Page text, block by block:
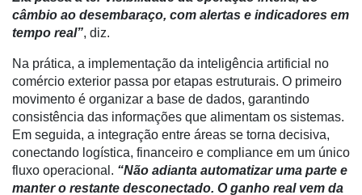
Análise
E-
Commerce
Informatização
da
Agricultura
Vertical
Software
Empresarial
câmbio ao desembaraço, com alertas e indicadores em
tempo real”, diz.
Na prática, a implementação da inteligência artificial no
comércio exterior passa por etapas estruturais. O primeiro
movimento é organizar a base de dados, garantindo
consistência das informações que alimentam os sistemas.
Em seguida, a integração entre áreas se torna decisiva,
conectando logística, financeiro e compliance em um único
fluxo operacional. “Não adianta automatizar uma parte e
manter o restante desconectado. O ganho real vem da